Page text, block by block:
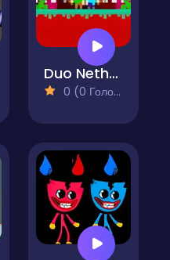
Duo Nether
0 (0 Голосів)